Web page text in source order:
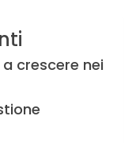
crescere nei